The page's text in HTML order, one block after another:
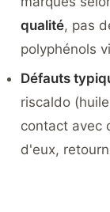
qualité, pas
polyphénols
Défauts
riscaldo
contact avec
d'eux,